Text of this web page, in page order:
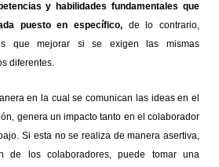
y habilidades fundamentales que
puesto en específico, de lo contrario,
que mejorar si se exigen las mismas
diferentes.
en la cual se comunican las ideas en el
genera un impacto tanto en el colaborador
Si esta no se realiza de manera asertiva,
de los colaboradores, puede tomar una